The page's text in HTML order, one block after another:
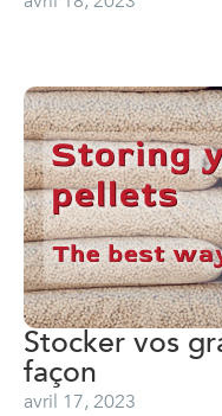
Stocker vos
façon
avril 17, 2023